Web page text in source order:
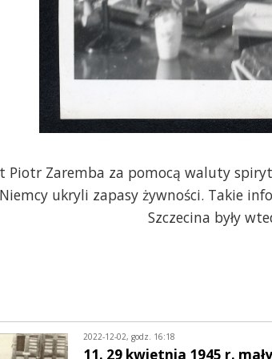
Piotr Zaremba za pomocą waluty
ukryli zapasy żywności. Takie
Szczecina były
2022-12-02, godz. 16:18
11. 29 kwietnia 1945 r.